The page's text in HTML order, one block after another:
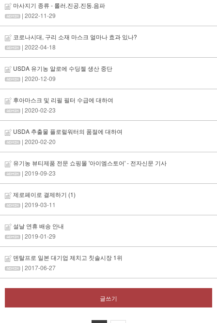
마사지기 종류 - 롤러.진공.진동.음파
| 2022-11-29
코로나시대, 구리 소재 마스크 얼마나 효과 있나?
| 2022-04-18
USDA 유기농 알로에 수딩젤 생산 중단
| 2020-12-09
후아마스크 및 리필 필터 수급에 대하여
| 2020-02-23
USDA 추출물 플로럴워터의 품절에 대하여
| 2020-02-20
유기농 뷰티제품 전문 쇼핑몰 '아이엠스토어' - 전자신문 기사
| 2019-09-23
제로페이로 결제하기 (1)
| 2019-03-11
설날 연휴 배송 안내
| 2019-01-29
덴탈프로 일본 대기업 제치고 칫솔시장 1위
| 2017-06-27
글쓰기